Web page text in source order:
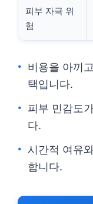
피부 자극 위
험
비용을 아끼
택입니다.
피부 민감도
다.
시간적 여유
합니다.